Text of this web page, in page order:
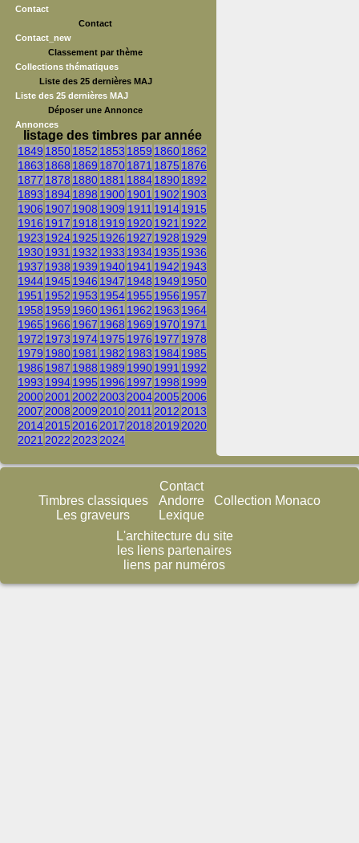
Contact
Contact
Contact_new
Classement par thème
Collections thématiques
Liste des 25 dernières MAJ
Liste des 25 dernières MAJ
Déposer une Annonce
Annonces
listage des timbres par année
1849 18501852 1853 1859 18601862
1863 1868 1869 18701871 1875 1876
1877 1878 18801881 188418901892
1893 18941898 19001901 1902 1903
1906 1907 1908 1909 1911 19141915
1916 1917 1918 1919 19201921 1922
1923 19241925 1926 1927 1928 1929
19301931 1932 1933 19341935 1936
1937 1938 1939 19401941 1942 1943
19441945 1946 1947 1948 1949 1950
1951 1952 1953 19541955 1956 1957
1958 1959 19601961 1962 1963 1964
1965 1966 1967 1968 1969 19701971
1972 1973 19741975 1976 1977 1978
1979 19801981 1982 1983 19841985
1986 1987 1988 1989 19901991 1992
1993 19941995 1996 1997 1998 1999
20002001 2002 2003 20042005 2006
2007 2008 2009 2010 2011 2012 2013
20142015 2016 2017 2018 2019 2020
2021 2022 2023 2024
Timbres classiques
Les graveurs
Contact
Andorre
Lexique
Collection Monaco
L'architecture du site
les liens partenaires
liens par numéros